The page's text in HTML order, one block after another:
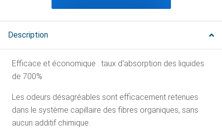
Description
Efficace et économique : taux d'absorption des liquides
de 700%.
Les odeurs désagréables sont efficacement retenues
dans le système capillaire des fibres organiques, sans
aucun additif chimique.